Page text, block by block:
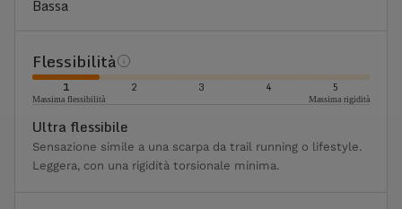
Bassa
Flessibilità
1 2 3 4 5
Massima flessibilità Massima rigidità
Ultra flessibile
Sensazione simile a una scarpa da trail running o lifestyle.
Leggera, con una rigidità torsionale minima.